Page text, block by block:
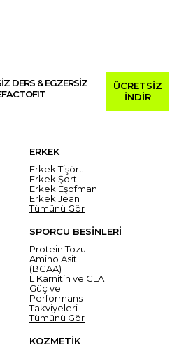
DERS & EGZERSİZ
ÜCRETSİZ
İNDİR
ERKEK
Erkek Tişört
Erkek Şort
Erkek Eşofman
Erkek Jean
Tümünü Gör
SPORCU BESİNLERİ
Protein Tozu
Amino Asit
(BCAA)
L Karnitin ve CLA
Güç ve
Performans
Takviyeleri
Tümünü Gör
KOZMETİK